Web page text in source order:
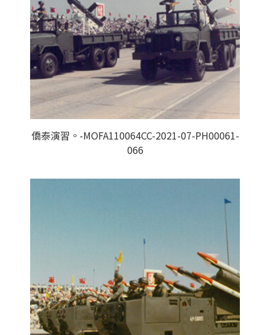
僑泰演習。-MOFA110064CC-2021-07-PH00061-
066